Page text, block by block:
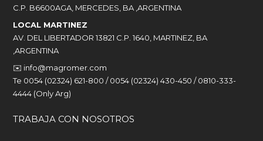
C.P. B6600AGA, MERCEDES, BA ,ARGENTINA
LOCAL MARTINEZ
AV. DEL LIBERTADOR 13821 C.P. 1640, MARTINEZ, BA
,ARGENTINA
✉️ info@magromer.com
Te 0054 (02324) 621-800 / 0054 (02324) 430-450 / 0810-333-
4444 (Only Arg)
TRABAJA CON NOSOTROS